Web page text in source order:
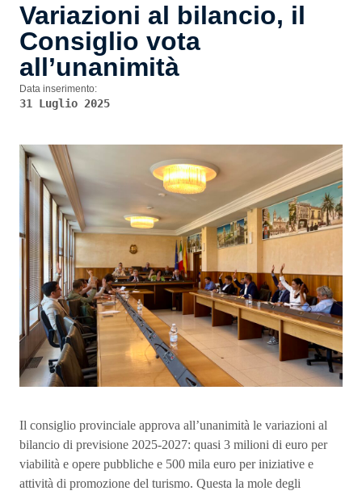
Variazioni al bilancio, il
Consiglio vota
all’unanimità
Data inserimento:
31 Luglio 2025
Il consiglio provinciale approva all’unanimità le variazioni al
bilancio di previsione 2025-2027: quasi 3 milioni di euro per
viabilità e opere pubbliche e 500 mila euro per iniziative e
attività di promozione del turismo. Questa la mole degli